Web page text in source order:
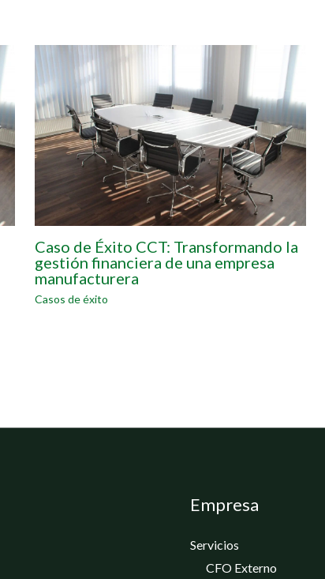
Caso de Éxito CCT: Transformando la
gestión financiera de una empresa
manufacturera
Casos de éxito
Empresa
Servicios
CFO Externo